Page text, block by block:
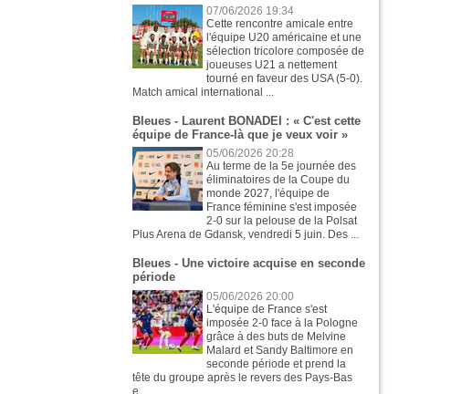
07/06/2026 19:34
Cette rencontre amicale entre
l'équipe U20 américaine et une
sélection tricolore composée de
joueuses U21 a nettement
tourné en faveur des USA (5-0).
Match amical international ...
Bleues - Laurent BONADEI : « C'est cette
équipe de France-là que je veux voir »
05/06/2026 20:28
Au terme de la 5e journée des
éliminatoires de la Coupe du
monde 2027, l'équipe de
France féminine s'est imposée
2-0 sur la pelouse de la Polsat
Plus Arena de Gdansk, vendredi 5 juin. Des ...
Bleues - Une victoire acquise en seconde
période
05/06/2026 20:00
L'équipe de France s'est
imposée 2-0 face à la Pologne
grâce à des buts de Melvine
Malard et Sandy Baltimore en
seconde période et prend la
tête du groupe après le revers des Pays-Bas
e...